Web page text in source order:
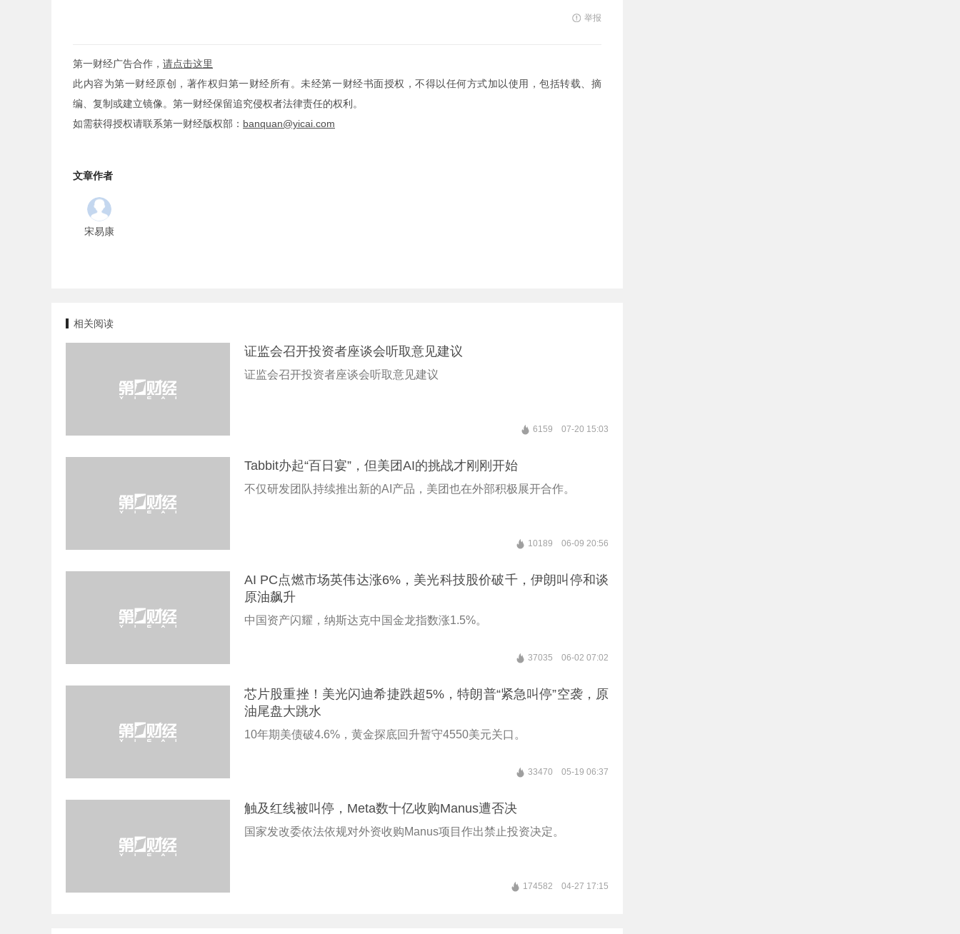
举报
第一财经广告合作， 请点击这里
此内容为第一财经原创，著作权归第一财经所有。未经第一财经书面授权，不得以任何方式加以使用，包括转载、摘
编、复制或建立镜像。第一财经保留追究侵权者法律责任的权利。
如需获得授权请联系第一财经版权部： banquan@yicai.com
文章作者
宋易康
相关阅读
证监会召开投资者座谈会听取意见建议
证监会召开投资者座谈会听取意见建议
6159 07-20 15:03
Tabbit办起“百日宴”，但美团AI的挑战才刚刚开始
不仅研发团队持续推出新的AI产品，美团也在外部积极展开合作。
10189 06-09 20:56
AI PC点燃市场英伟达涨6%，美光科技股价破千，伊朗叫停和谈
原油飙升
中国资产闪耀，纳斯达克中国金龙指数涨1.5%。
37035 06-02 07:02
芯片股重挫！美光闪迪希捷跌超5%，特朗普“紧急叫停”空袭，原
油尾盘大跳水
10年期美债破4.6%，黄金探底回升暂守4550美元关口。
33470 05-19 06:37
触及红线被叫停，Meta数十亿收购Manus遭否决
国家发改委依法依规对外资收购Manus项目作出禁止投资决定。
174582 04-27 17:15